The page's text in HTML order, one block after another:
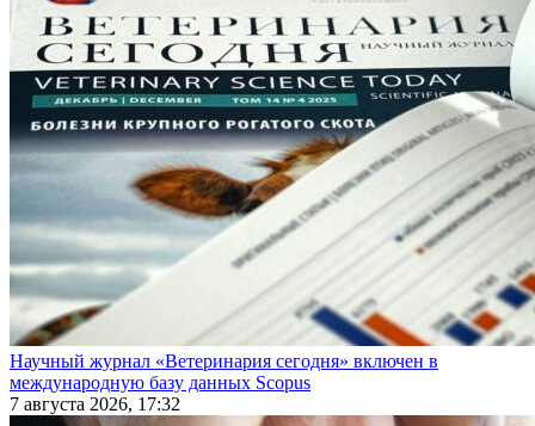
Научный журнал «Ветеринария сегодня» включен в
международную базу данных Scopus
7 августа 2026, 17:32